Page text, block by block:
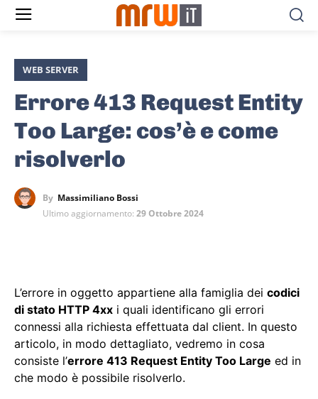
WEB SERVER
Errore 413 Request Entity
Too Large: cos’è e come
risolverlo
By Massimiliano Bossi
Ultimo aggiornamento: 29 Ottobre 2024
L’errore in oggetto appartiene alla famiglia dei codici
di stato HTTP 4xx i quali identificano gli errori
connessi alla richiesta effettuata dal client. In questo
articolo, in modo dettagliato, vedremo in cosa
consiste l’errore 413 Request Entity Too Large ed in
che modo è possibile risolverlo.